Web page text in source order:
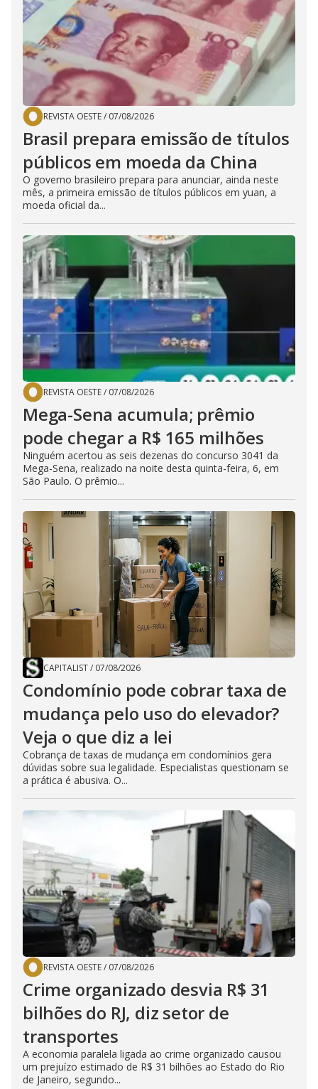
REVISTA OESTE/ 07/08/2026
Brasil prepara emissão de títulos
públicos em moeda da China
O governo brasileiro prepara para anunciar, ainda neste
mês, a primeira emissão de títulos públicos em yuan, a
moeda oficial da...
REVISTA OESTE/ 07/08/2026
Mega-Sena acumula; prêmio
pode chegar a R$ 165 milhões
Ninguém acertou as seis dezenas do concurso 3041 da
Mega-Sena, realizado na noite desta quinta-feira, 6, em
São Paulo. O prêmio...
CAPITALIST/ 07/08/2026
Condomínio pode cobrar taxa de
mudança pelo uso do elevador?
Veja o que diz a lei
Cobrança de taxas de mudança em condomínios gera
dúvidas sobre sua legalidade. Especialistas questionam se
a prática é abusiva. O...
REVISTA OESTE/ 07/08/2026
Crime organizado desvia R$ 31
bilhões do RJ, diz setor de
transportes
A economia paralela ligada ao crime organizado causou
um prejuízo estimado de R$ 31 bilhões ao Estado do Rio
de Janeiro, segundo...